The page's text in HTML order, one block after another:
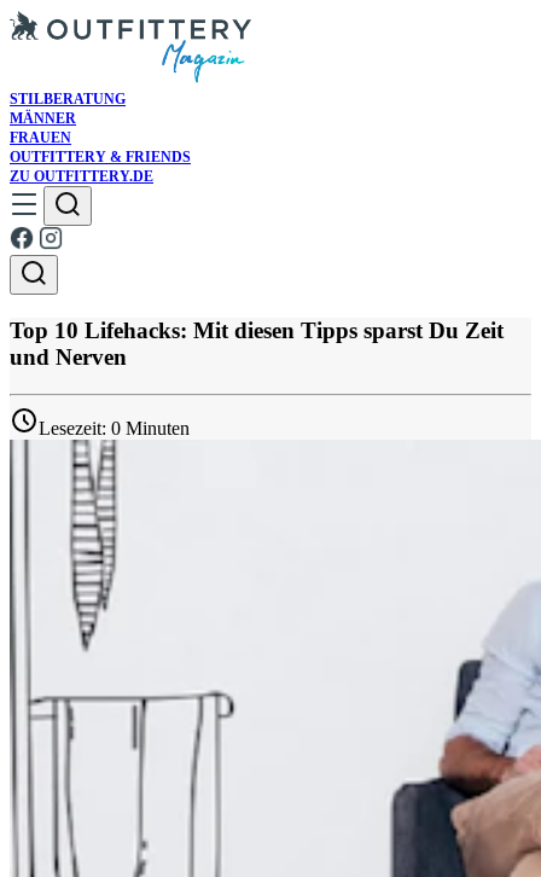
STILBERATUNG
MÄNNER
FRAUEN
OUTFITTERY & FRIENDS
ZU OUTFITTERY.DE
Top 10 Lifehacks: Mit diesen Tipps sparst Du Zeit
und Nerven
Lesezeit: 0 Minuten